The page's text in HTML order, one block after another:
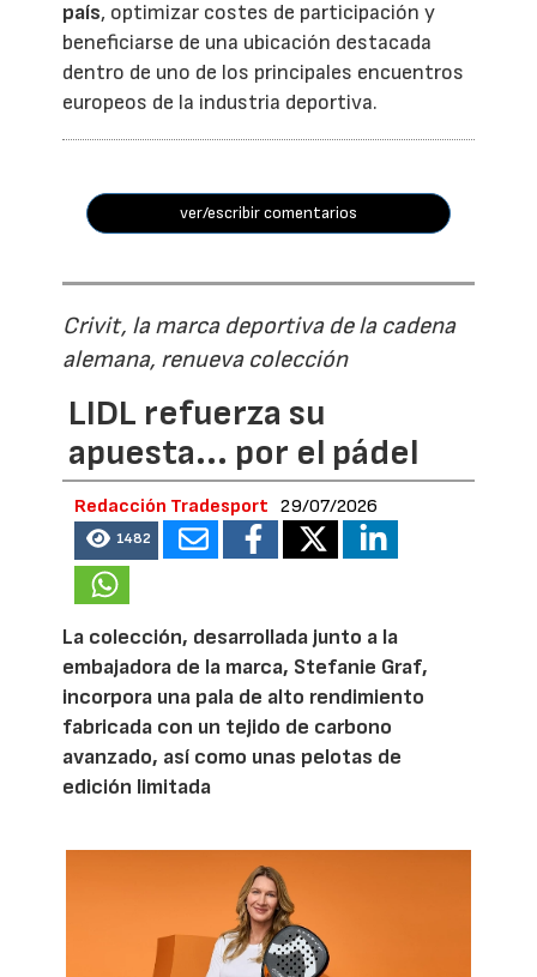
país, optimizar costes de participación y
beneficiarse de una ubicación destacada
dentro de uno de los principales encuentros
europeos de la industria deportiva.
ver/escribir comentarios
Crivit, la marca deportiva de la cadena
alemana, renueva colección
LIDL refuerza su
apuesta... por el pádel
Redacción Tradesport 29/07/2026
1482
La colección, desarrollada junto a la
embajadora de la marca, Stefanie Graf,
incorpora una pala de alto rendimiento
fabricada con un tejido de carbono
avanzado, así como unas pelotas de
edición limitada